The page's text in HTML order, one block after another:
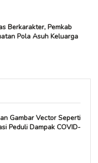
Berkarakter, Pemkab
Pola Asuh Keluarga
Gambar Vector Seperti
Peduli Dampak COVID-